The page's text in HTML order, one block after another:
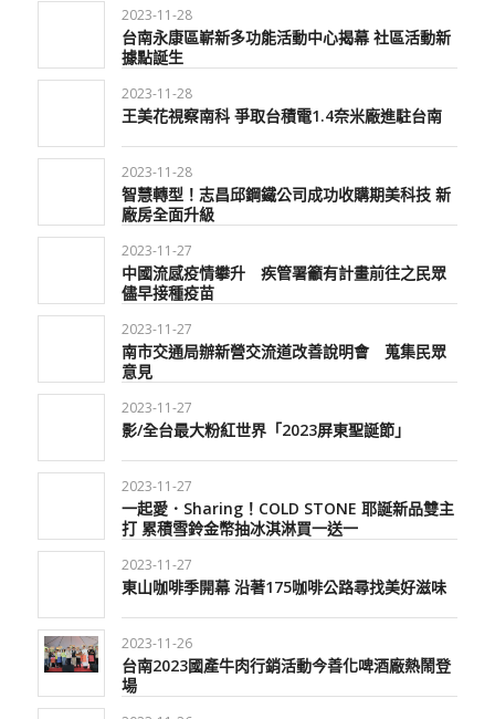
2023-11-28
台南永康區嶄新多功能活動中心揭幕 社區活動新
據點誕生
2023-11-28
王美花視察南科 爭取台積電1.4奈米廠進駐台南
2023-11-28
智慧轉型！志昌邱鋼鐵公司成功收購期美科技 新
廠房全面升級
2023-11-27
中國流感疫情攀升 疾管署籲有計畫前往之民眾
儘早接種疫苗
2023-11-27
南市交通局辦新營交流道改善說明會 蒐集民眾
意見
2023-11-27
影/全台最大粉紅世界「2023屏東聖誕節」
2023-11-27
一起愛．Sharing！COLD STONE 耶誕新品雙主
打 累積雪鈴金幣抽冰淇淋買一送一
2023-11-27
東山咖啡季開幕 沿著175咖啡公路尋找美好滋味
2023-11-26
台南2023國產牛肉行銷活動今善化啤酒廠熱鬧登
場